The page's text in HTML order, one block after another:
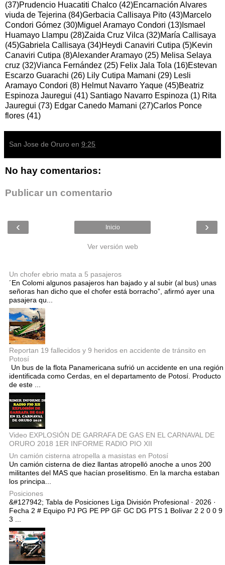
(37)Prudencio Huacatiti Chalco (42)Encarnación Alvares
viuda de Tejerina (84)Gerbacia Callisaya Pito (43)Marcelo
Condori Gómez (30)Miguel Aramayo Condori (13)Ismael
Huamayo Llampu (28)Zaida Cruz Vilca (32)María Callisaya
(45)Gabriela Callisaya (34)Heydi Canaviri Cutipa (5)Kevin
Canaviri Cutipa (8)Alexander Aramayo (25) Melisa Selaya
cruz (32)Vianca Fernández (25) Felix Jala Tola (16)Estevan
Escarzo Guarachi (26) Lily Cutipa Mamani (29) Lesli
Aramayo Condori (8) Helmut Navarro Yaque (45)Beatriz
Espinoza Jauregui (41) Santiago Navarro Espinoza (1) Rita
Jauregui (73) Edgar Canedo Mamani (27)Carlos Ponce
flores (41)
San Jose de Oruro en 9:25
No hay comentarios:
Publicar un comentario
‹ ›
Inicio
Ver versión web
Un chofer ebrio mata a 5 pasajeros
´En Colomi algunos pasajeros han bajado y al subir (al bus) unas
señoras han dicho que el chofer está borracho”, afirmó ayer una
pasajera qu...
Reportan 19 fallecidos y 9 heridos en accidente de tránsito en
Potosí
Un bus de la flota Panamericana sufrió un accidente en una región
identificada como Cerdas, en el departamento de Potosí. Producto
de este ...
Video EXPLOSIÓN DE GARRAFA DE GAS EN EL CARNAVAL DE
ORURO 2018 1ER INFORME RADIO PIO XII
Un camión cisterna atropella a masistas en Potosí
Un camión cisterna de diez llantas atropelló anoche a unos 200
militantes del MAS que hacían proselitismo. En la marcha estaban
los principa...
Posiciones
&#127942; Tabla de Posiciones Liga División Profesional · 2026 ·
Fecha 2 # Equipo PJ PG PE PP GF GC DG PTS 1 Bolívar 2 2 0 0 9
3 ...